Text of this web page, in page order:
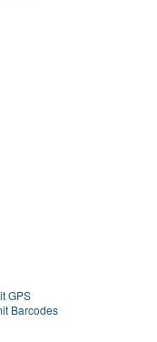
GPS
Barcodes